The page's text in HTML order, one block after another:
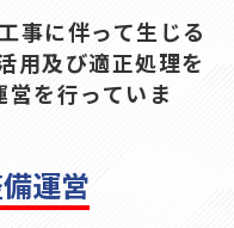
事に伴って生じる
用及び適正処理を
を行っていま
運営